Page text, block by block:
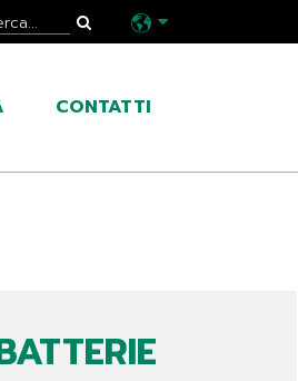
CONTATTI